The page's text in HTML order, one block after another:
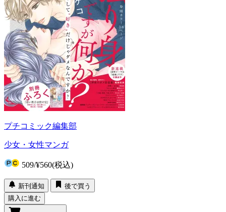
プチコミック編集部
少女・女性マンガ
509/¥560(税込)
新刊通知
後で買う
購入に進む